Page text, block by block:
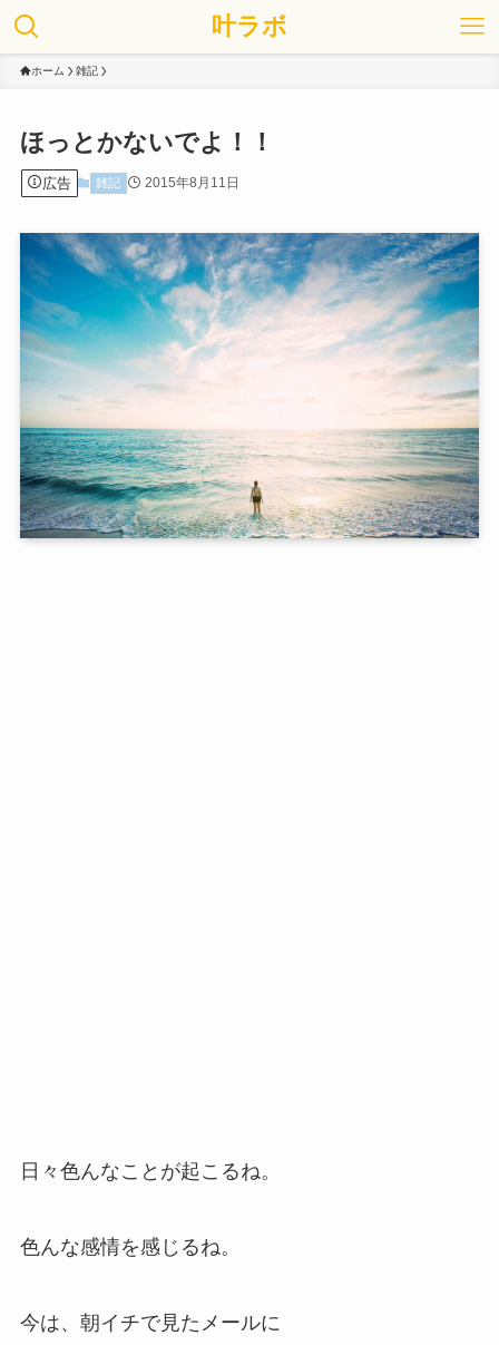
叶ラボ
ホーム 雑記
ほっとかないでよ！！
広告 雑記 2015年8月11日
日々色んなことが起こるね。
色んな感情を感じるね。
今は、朝イチで見たメールに